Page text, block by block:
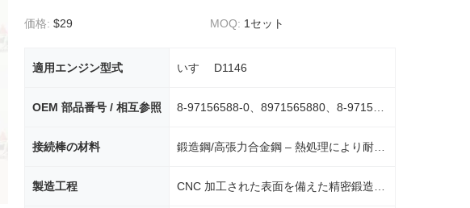
価格: $29 MOQ: 1セット
適用エンジン型式 いすゞ D1146
OEM 部品番号 / 相互参照
接続棒の材料
製造工程